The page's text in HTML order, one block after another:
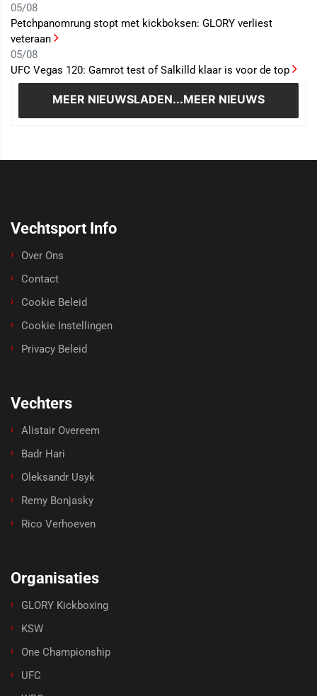
05/08
Petchpanomrung stopt met kickboksen: GLORY verliest
veteraan
05/08
UFC Vegas 120: Gamrot test of Salkilld klaar is voor de top
MEER NIEUWSLADEN...MEER NIEUWS
Vechtsport Info
Over Ons
Contact
Cookie Beleid
Cookie Instellingen
Privacy Beleid
Vechters
Alistair Overeem
Badr Hari
Oleksandr Usyk
Remy Bonjasky
Rico Verhoeven
Organisaties
GLORY Kickboxing
KSW
One Championship
UFC